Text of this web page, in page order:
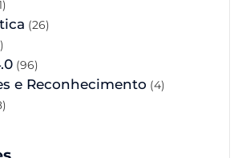
(26)
(96)
e Reconhecimento (4)